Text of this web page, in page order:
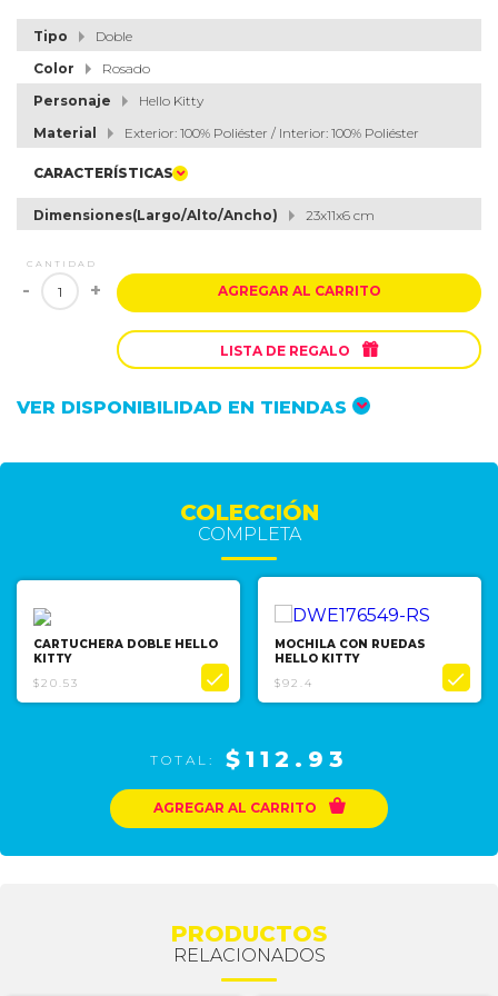
Tipo
Doble
Color
Rosado
Personaje
Hello Kitty
Material
Exterior: 100% Poliéster / Interior: 100% Poliéster
CARACTERÍSTICAS
Dimensiones(Largo/Alto/Ancho) 23x11x6 cm
CANTIDAD
- + AGREGAR AL CARRITO
LISTA DE REGALO 
VER DISPONIBILIDAD EN TIENDAS
CARTUCHERA DOBLE HELLO
KITTY
$20.53

MOCHILA CON RUEDAS
HELLO KITTY
$92.4

COLECCIÓN
COMPLETA
TOTAL: $112.93
AGREGAR AL CARRITO 
PRODUCTOS
RELACIONADOS